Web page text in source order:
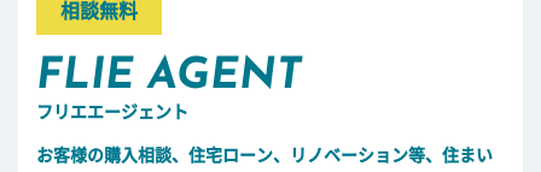
相談無料
FLIE AGENT
フリエエージェント
お客様の購入相談、住宅ローン、リノベーション等、住まい